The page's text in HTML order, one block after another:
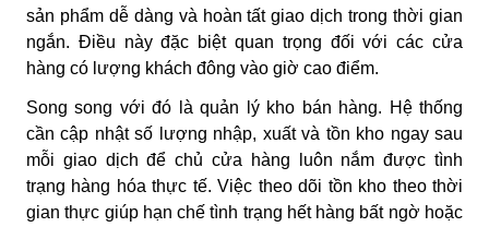
sản phẩm dễ dàng và hoàn tất giao dịch trong thời gian
ngắn. Điều này đặc biệt quan trọng đối với các cửa
hàng có lượng khách đông vào giờ cao điểm.
Song song với đó là quản lý kho bán hàng. Hệ thống
cần cập nhật số lượng nhập, xuất và tồn kho ngay sau
mỗi giao dịch để chủ cửa hàng luôn nắm được tình
trạng hàng hóa thực tế. Việc theo dõi tồn kho theo thời
gian thực giúp hạn chế tình trạng hết hàng bất ngờ hoặc